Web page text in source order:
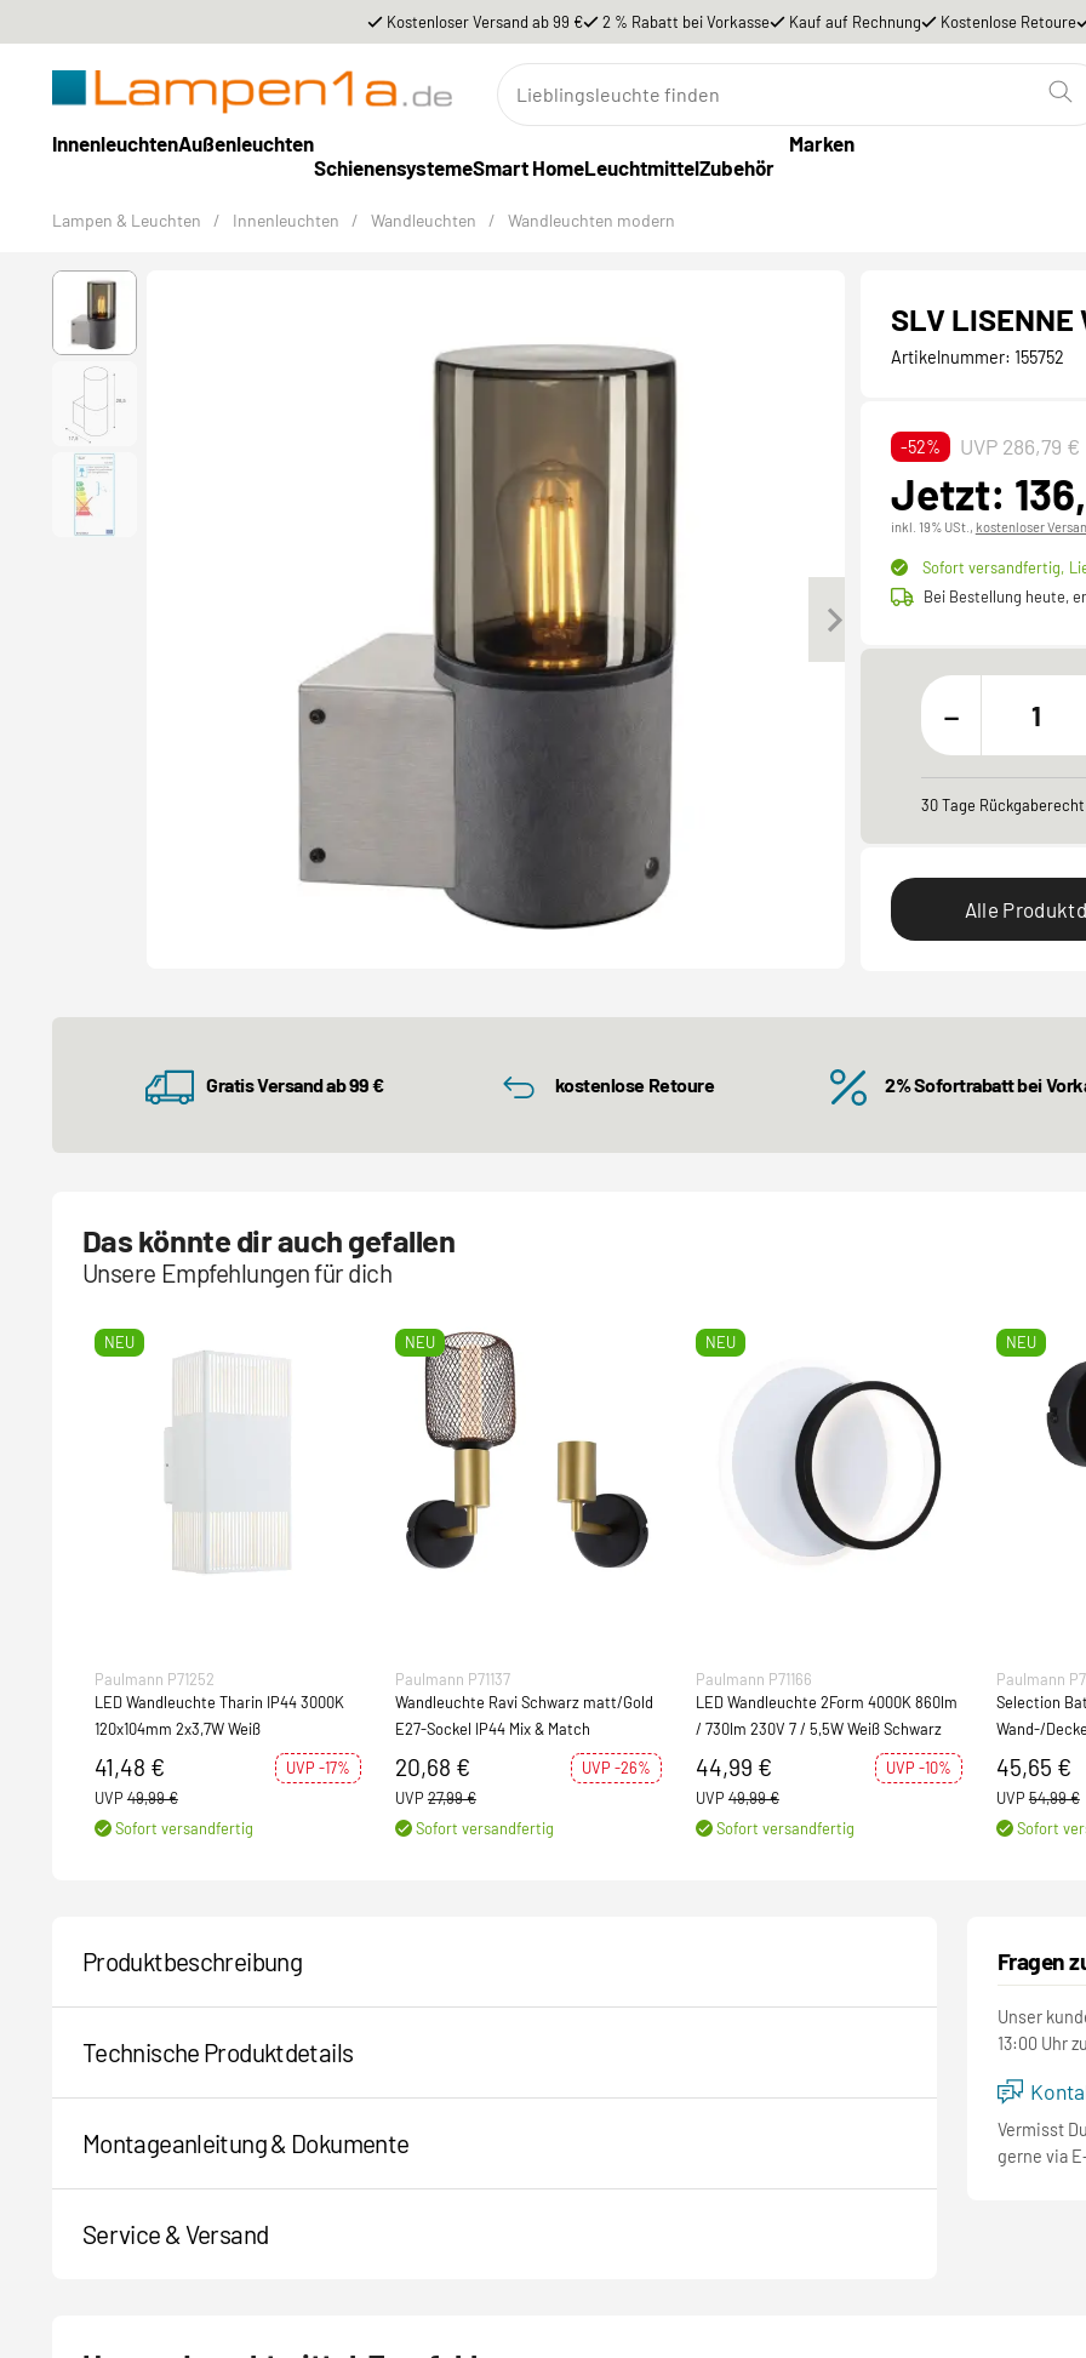
Kostenloser Versand ab 99 € 2 % Rabatt bei Vorkasse Kauf auf Rechnung Kostenlose Retoure
InnenleuchtenAußenleuchten
SchienensystemeSmart HomeLeuchtmittelZubehör
Marken
Lampen & Leuchten / Innenleuchten / Wandleuchten / Wandleuchten modern
SLV
Artikelnummer: 155752
-52% UVP 286,79 €
Jetzt:
inkl. 19% USt., kostenloser
Sofort versandfertig,
Bei Bestellung heute,
-
30 Tage Rückgaberecht
Alle
Gratis Versand ab 99 € kostenlose Retoure 2% Sofortrabatt bei
Das könnte dir auch gefallen
Unsere Empfehlungen für dich
NEU
Paulmann P71252
LED Wandleuchte Tharin IP44 3000K
120x104mm 2x3,7W Weiß
41,48 €
UVP -17%
UVP 49,99 €
Sofort versandfertig
NEU
Paulmann P71137
Wandleuchte Ravi Schwarz matt/Gold
E27-Sockel IP44 Mix & Match
20,68 €
UVP -26%
UVP 27,99 €
Sofort versandfertig
NEU
Paulmann P71166
LED Wandleuchte 2Form 4000K 860lm
/ 730lm 230V 7 / 5,5W Weiß Schwarz
44,99 €
UVP -10%
UVP 49,99 €
Sofort versandfertig
NEU
Paulmann
Selection
Wand-/
45,65 €
UVP 54,99 €
Sofort
Produktbeschreibung
Technische Produktdetails
Montageanleitung & Dokumente
Service & Versand
Fragen
Unser
13:00 Uhr
Vermisst
gerne via